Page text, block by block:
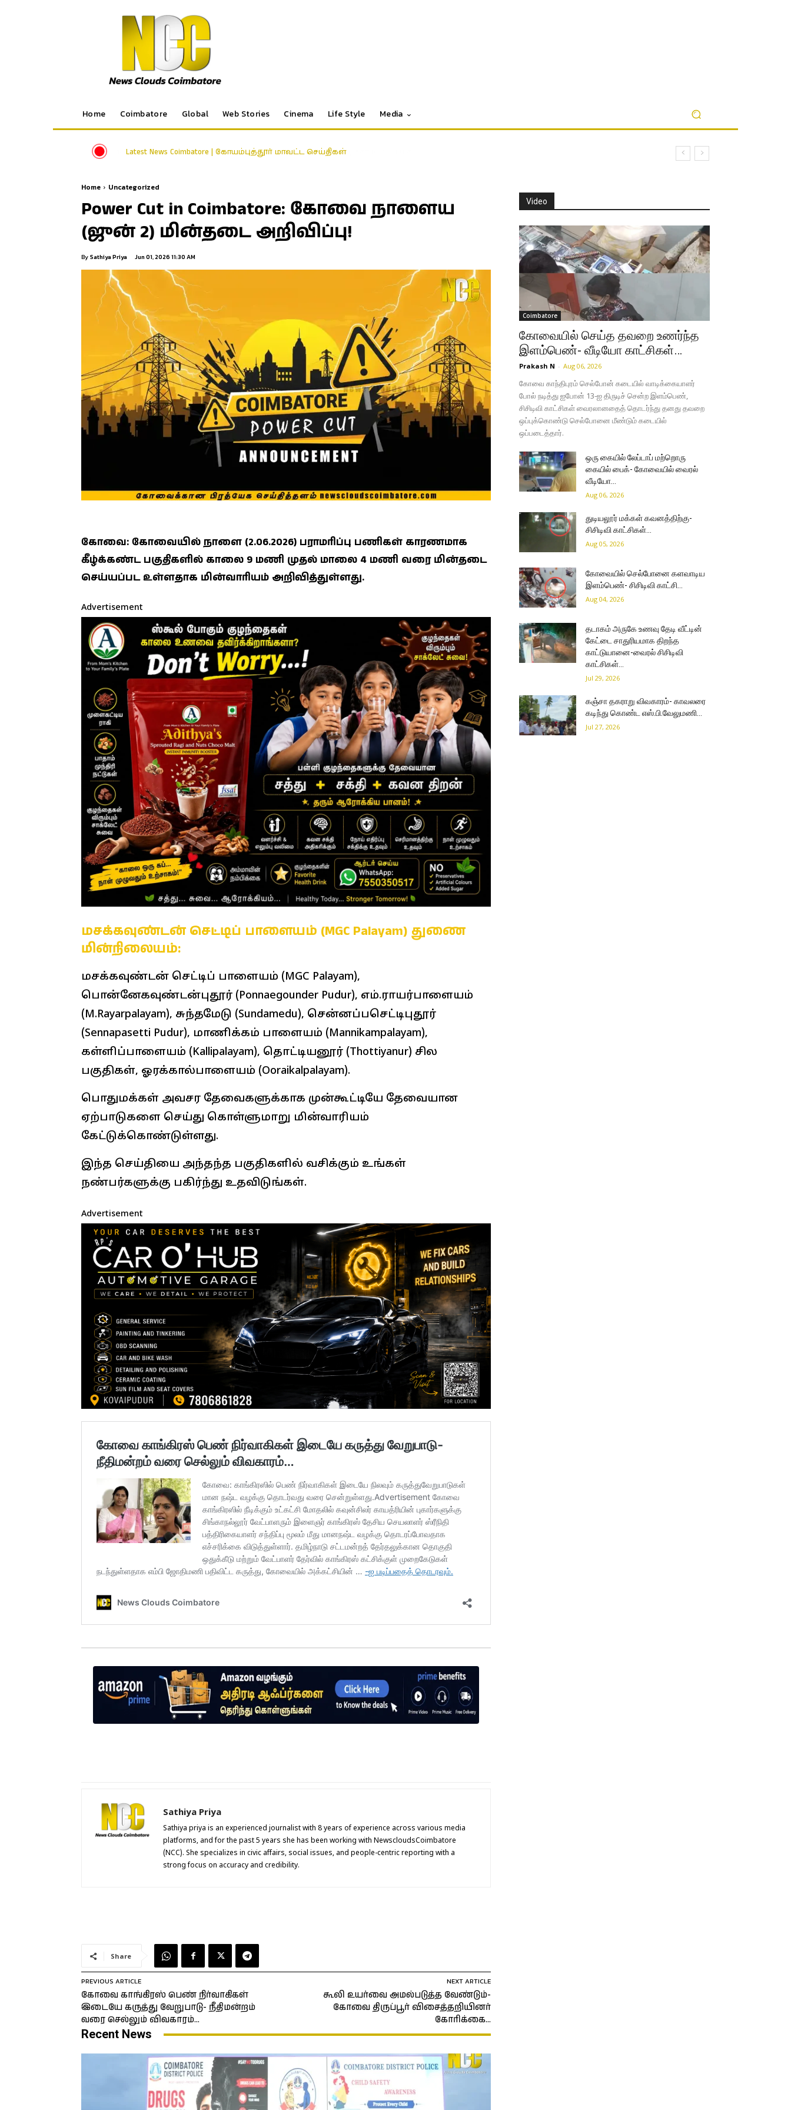
Home Coimbatore Global Web Stories Cinema Life Style Media
Latest News Coimbatore | கோயம்புத்தூர் மாவட்ட செய்திகள்
Home Uncategorized
Power Cut in Coimbatore: கோவை நாளைய
(ஜுன் 2) மின்தடை அறிவிப்பு!
By Sathiya Priya Jun 01, 2026 11:30 AM
கோவை: கோவையில் நாளை (2.06.2026) பராமரிப்பு பணிகள் காரணமாக
கீழ்க்கண்ட பகுதிகளில் காலை 9 மணி முதல் மாலை 4 மணி வரை மின்தடை
செய்யப்பட உள்ளதாக மின்வாரியம் அறிவித்துள்ளது.
Advertisement
மசக்கவுண்டன் செட்டிப் பாளையம் (MGC Palayam) துணை
மின்நிலையம்:
மசக்கவுண்டன் செட்டிப் பாளையம் (MGC Palayam),
பொன்னேகவுண்டன்புதூர் (Ponnaegounder Pudur), எம்.ராயர்பாளையம்
(M.Rayarpalayam), சுந்தமேடு (Sundamedu), சென்னப்பசெட்டிபுதூர்
(Sennapasetti Pudur), மாணிக்கம் பாளையம் (Mannikampalayam),
கள்ளிப்பாளையம் (Kallipalayam), தொட்டியனூர் (Thottiyanur) சில
பகுதிகள், ஓரக்கால்பாளையம் (Ooraikalpalayam).
பொதுமக்கள் அவசர தேவைகளுக்காக முன்கூட்டியே தேவையான
ஏற்பாடுகளை செய்து கொள்ளுமாறு மின்வாரியம்
கேட்டுக்கொண்டுள்ளது.
இந்த செய்தியை அந்தந்த பகுதிகளில் வசிக்கும் உங்கள்
நண்பர்களுக்கு பகிர்ந்து உதவிடுங்கள்.
Advertisement
Sathiya Priya
Sathiya priya is an experienced journalist with 8 years of experience across various media
platforms, and for the past 5 years she has been working with NewscloudsCoimbatore
(NCC). She specializes in civic affairs, social issues, and people-centric reporting with a
strong focus on accuracy and credibility.
Share
PREVIOUS ARTICLE
கோவை காங்கிரஸ் பெண் நிர்வாகிகள்
இடையே கருத்து வேறுபாடு- நீதிமன்றம்
வரை செல்லும் விவகாரம்…
NEXT ARTICLE
கூலி உயர்வை அமல்படுத்த வேண்டும்-
கோவை திருப்பூர் விசைத்தறியினர்
கோரிக்கை…
Recent News
Video
Coimbatore
கோவையில் செய்த தவறை உணர்ந்த
இளம்பெண்- வீடியோ காட்சிகள்…
Prakash N - Aug 06, 2026
கோவை காந்திபுரம் செல்போன் கடையில் வாடிக்கையாளர்
போல் நடித்து ஐபோன் 13-ஐ திருடிச் சென்ற இளம்பெண்,
சிசிடிவி காட்சிகள் வைரலானதைத் தொடர்ந்து தனது தவறை
ஒப்புக்கொண்டு செல்போனை மீண்டும் கடையில்
ஒப்படைத்தார்.
ஒரு கையில் லேப்டாப் மற்றொரு
கையில் பைக்- கோவையில் வைரல்
வீடியோ…
Aug 06, 2026
துடியலூர் மக்கள் கவனத்திற்கு-
சிசிடிவி காட்சிகள்…
Aug 05, 2026
கோவையில் செல்போனை களவாடிய
இளம்பெண்- சிசிடிவி காட்சி…
Aug 04, 2026
தடாகம் அருகே உணவு தேடி வீட்டின்
கேட்டை சாதுரியமாக திறந்த
காட்டுயானை-வைரல் சிசிடிவி
காட்சிகள்…
Jul 29, 2026
கஞ்சா தகராறு விவகாரம்- காவலரை
கடிந்து கொண்ட எஸ்.பி.வேலுமணி…
Jul 27, 2026